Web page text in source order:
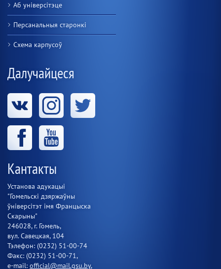
Аб універсітэце
Персанальныя старонкі
Схема карпусоў
Далучайцеся
Кантакты
Установа адукацыі
"Гомельскі дзяржаўны
ўніверсітэт імя Францыска
Скарыны"
246028, г. Гомель,
вул. Савецкая, 104
Тэлефон: (0232) 51-00-74
Факс: (0232) 51-00-71,
e-mail: official@mail.gsu.by,